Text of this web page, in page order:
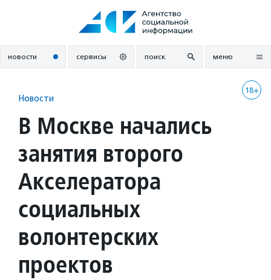
новости сервисы поиск меню
18+
Новости
В Москве начались
занятия второго
Акселератора
социальных
волонтерских
проектов